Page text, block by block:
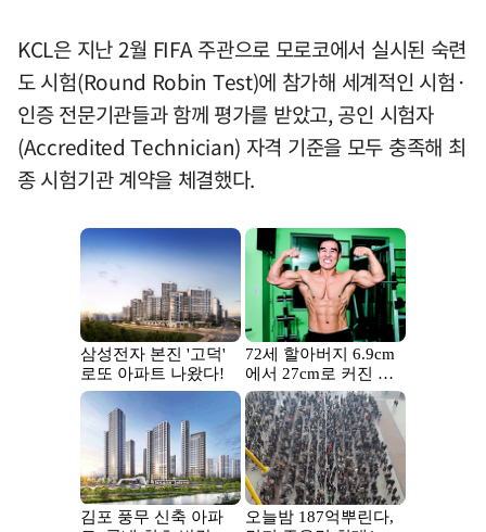
KCL은 지난 2월 FIFA 주관으로 모로코에서 실시된 숙련
도 시험(Round Robin Test)에 참가해 세계적인 시험·
인증 전문기관들과 함께 평가를 받았고, 공인 시험자
(Accredited Technician) 자격 기준을 모두 충족해 최
종 시험기관 계약을 체결했다.